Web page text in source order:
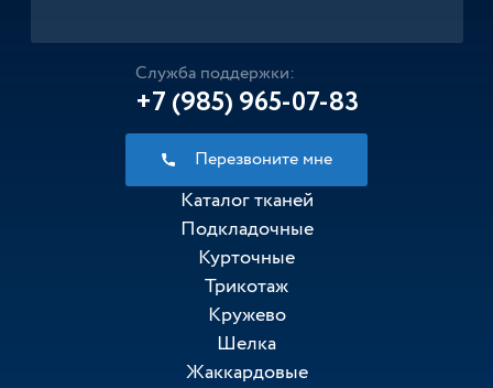
Служба поддержки:
+7 (985) 965-07-83
Перезвоните мне
Каталог тканей
Подкладочные
Курточные
Трикотаж
Кружево
Шелка
Жаккардовые